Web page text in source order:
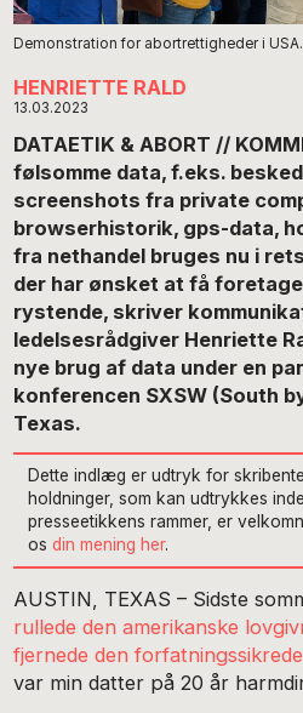
Demonstration for abortrettigheder i
HENRIETTE RALD
13.03.2023
DATAETIK & ABORT //
følsomme data, f.eks.
screenshots fra private
browserhistorik, gps-data,
fra nethandel bruges nu i
der har ønsket at få
rystende, skriver
ledelsesrådgiver Henriette
nye brug af data under en
konferencen SXSW (South
Texas.
Dette indlæg er udtryk for
holdninger, som kan udtrykkes
presseetikkens rammer, er
osdin mening her.
AUSTIN, TEXAS – Sidste
rullede den amerikanske
fjernede den
var min datter på 20 år